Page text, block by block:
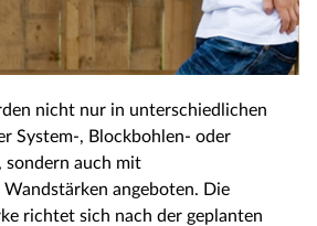
nicht nur in unterschiedlichen
System-, Blockbohlen- oder
sondern auch mit
angeboten. Die
richtet sich nach der geplanten